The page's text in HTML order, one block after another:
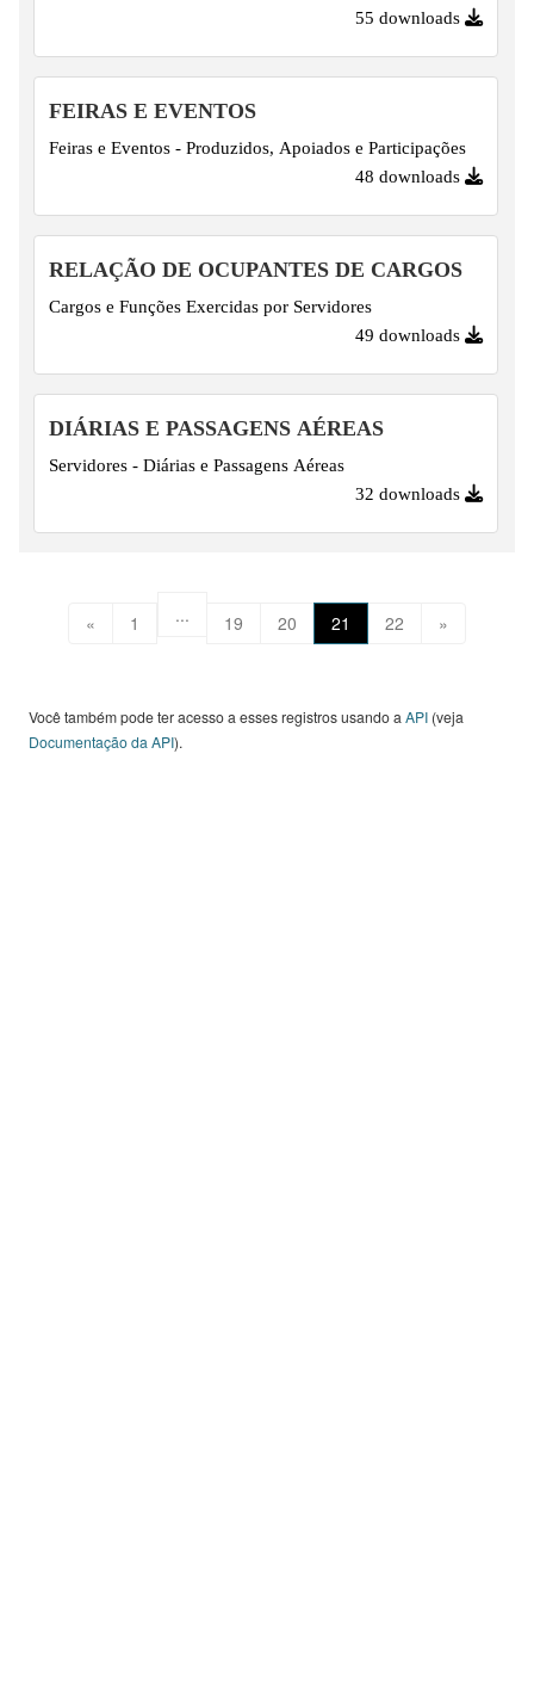
55 downloads
FEIRAS E EVENTOS
Feiras e Eventos - Produzidos, Apoiados e Participações
48 downloads
RELAÇÃO DE OCUPANTES DE CARGOS
Cargos e Funções Exercidas por Servidores
49 downloads
DIÁRIAS E PASSAGENS AÉREAS
Servidores - Diárias e Passagens Aéreas
32 downloads
« 1 ... 19 20 21 22 »
Você também pode ter acesso a esses registros usando a API (veja
Documentação da API).